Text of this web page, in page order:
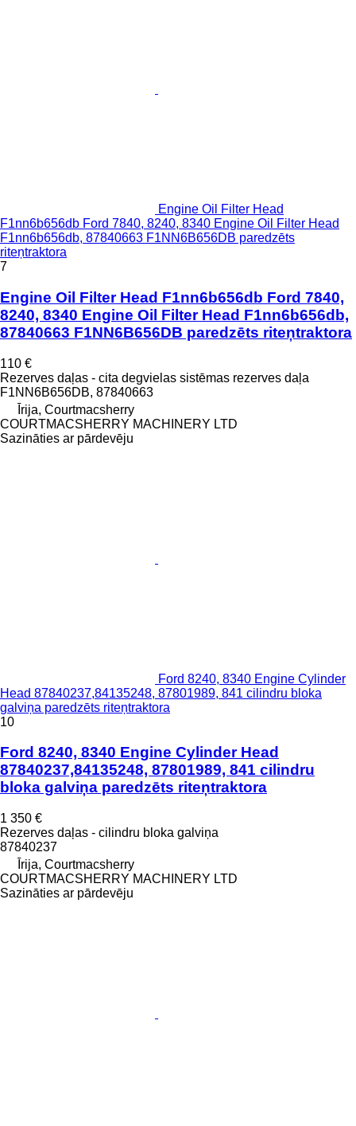
Engine Oil Filter Head
F1nn6b656db Ford 7840, 8240, 8340 Engine Oil Filter Head
F1nn6b656db, 87840663 F1NN6B656DB paredzēts
riteņtraktora
7
Engine Oil Filter Head F1nn6b656db Ford 7840,
8240, 8340 Engine Oil Filter Head F1nn6b656db,
87840663 F1NN6B656DB paredzēts riteņtraktora
110 €
Rezerves daļas - cita degvielas sistēmas rezerves daļa
F1NN6B656DB, 87840663
Īrija, Courtmacsherry
COURTMACSHERRY MACHINERY LTD
Sazināties ar pārdevēju
Ford 8240, 8340 Engine Cylinder
Head 87840237,84135248, 87801989, 841 cilindru bloka
galviņa paredzēts riteņtraktora
10
Ford 8240, 8340 Engine Cylinder Head
87840237,84135248, 87801989, 841 cilindru
bloka galviņa paredzēts riteņtraktora
1 350 €
Rezerves daļas - cilindru bloka galviņa
87840237
Īrija, Courtmacsherry
COURTMACSHERRY MACHINERY LTD
Sazināties ar pārdevēju